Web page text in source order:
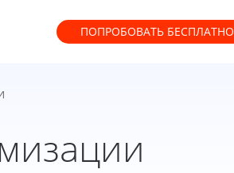
ПОПРОБОВАТЬ БЕСПЛАТНО